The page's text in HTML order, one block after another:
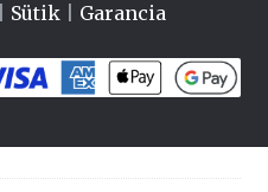
Sütik| Garancia